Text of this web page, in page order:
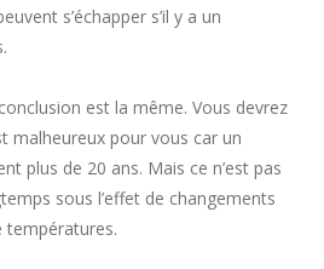
s’échapper s’il y a un
est la même. Vous devrez
malheureux pour vous car un
plus de 20 ans. Mais ce n’est pas
sous l’effet de changements
températures.